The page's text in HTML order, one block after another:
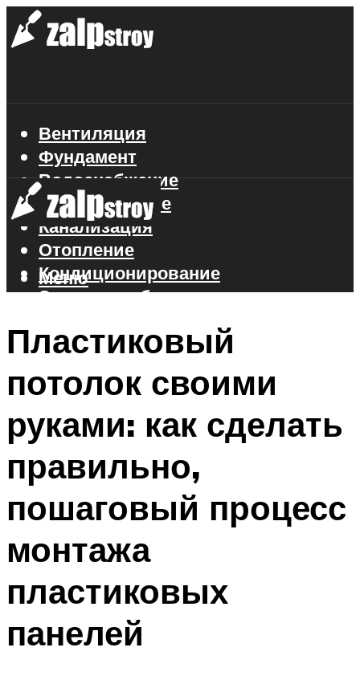
Вентиляция
Фундамент
Водоснабжение
Газоснабжение
Канализация
Отопление
Кондиционирование
Электроснабжение
Меню
Меню
Пластиковый
потолок своими
руками: как сделать
правильно,
пошаговый процесс
монтажа
пластиковых
панелей